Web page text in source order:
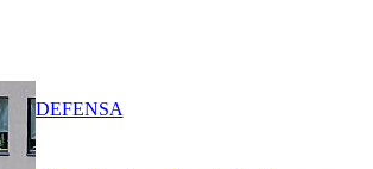
DEFENSA